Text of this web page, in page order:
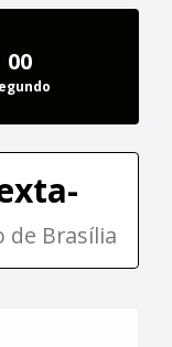
00
de Brasília